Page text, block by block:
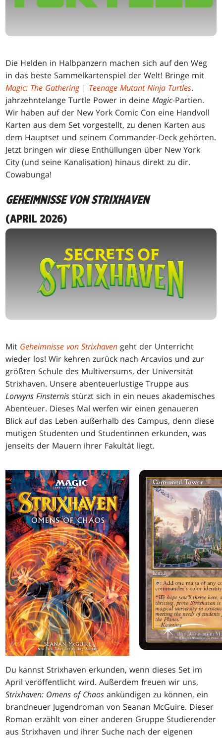
Die Helden in Halbpanzern machen sich auf den Weg
in das beste Sammelkartenspiel der Welt! Bringe mit
Magic: The Gathering| Teenage Mutant Ninja Turtles.
jahrzehntelange Turtle Power in deineMagic-Partien.
Wir haben auf der New York Comic Con eine Handvoll
Karten aus dem Set vorgestellt, zu denen Karten aus
dem Hauptset und seinem Commander-Deck gehörten.
Jetzt bringen wir diese Enthüllungen über New York
City (und seine Kanalisation) hinaus direkt zu dir.
Cowabunga!
GEHEIMNISSE VON STRIXHAVEN
(APRIL 2026)
Mit Geheimnisse von Strixhaven geht der Unterricht
wieder los! Wir kehren zurück nach Arcavios und zur
größten Schule des Multiversums, der Universität
Strixhaven. Unsere abenteuerlustige Truppe aus
Lorwyns Finsternis stürzt sich in ein neues akademisches
Abenteuer. Dieses Mal werfen wir einen genaueren
Blick auf das Leben außerhalb des Campus, denn diese
mutigen Studenten und Studentinnen erkunden, was
jenseits der Mauern ihrer Fakultät liegt.
Du kannst Strixhaven erkunden, wenn dieses Set im
April veröffentlicht wird. Außerdem freuen wir uns,
Strixhaven: Omens of Chaos ankündigen zu können, ein
brandneuer Jugendroman von Seanan McGuire. Dieser
Roman erzählt von einer anderen Gruppe Studierender
aus Strixhaven und ihrer Suche nach der eigenen